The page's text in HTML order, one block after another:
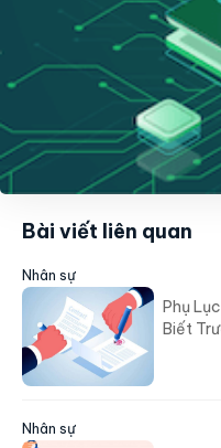
Bài viết liên quan
Nhân sự
Phụ
Biết
Nhân sự